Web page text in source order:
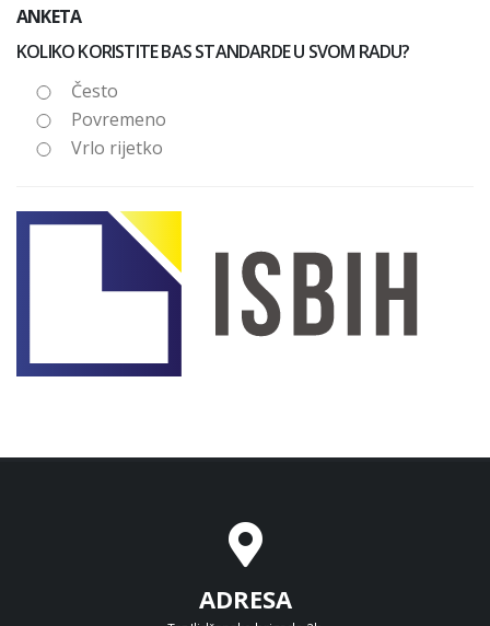
ANKETA
KOLIKO KORISTITE BAS STANDARDE U SVOM RADU?
Često
Povremeno
Vrlo rijetko
ADRESA